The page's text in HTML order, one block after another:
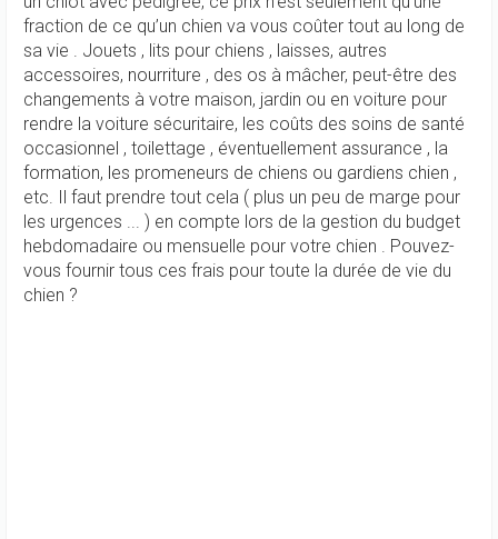
fraction de ce qu’un chien va vous coûter tout au long de
sa vie . Jouets , lits pour chiens , laisses, autres
accessoires, nourriture , des os à mâcher, peut-être des
changements à votre maison, jardin ou en voiture pour
rendre la voiture sécuritaire, les coûts des soins de santé
occasionnel , toilettage , éventuellement assurance , la
formation, les promeneurs de chiens ou gardiens chien ,
etc. Il faut prendre tout cela ( plus un peu de marge pour
les urgences ... ) en compte lors de la gestion du budget
hebdomadaire ou mensuelle pour votre chien . Pouvez-
vous fournir tous ces frais pour toute la durée de vie du
chien ?